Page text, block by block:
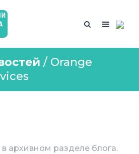
/ Orange
архивном разделе блога.